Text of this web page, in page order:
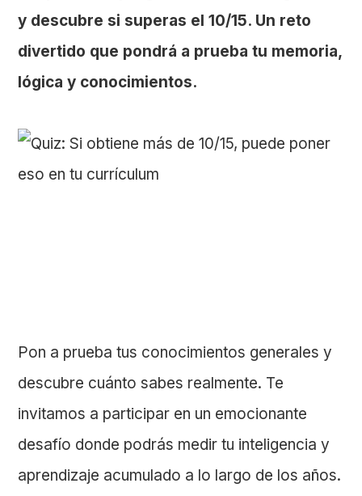
y descubre si superas el 10/15. Un reto
divertido que pondrá a prueba tu memoria,
lógica y conocimientos.
Pon a prueba tus conocimientos generales y
descubre cuánto sabes realmente. Te
invitamos a participar en un emocionante
desafío donde podrás medir tu inteligencia y
aprendizaje acumulado a lo largo de los años.